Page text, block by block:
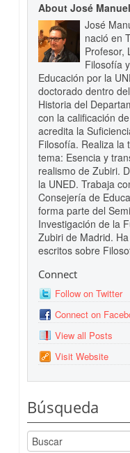
About José
José
nació en
Profesor,
Filosofía
Educación por la
doctorado dentro
Historia del
con la calificación
acredita la
Filosofía. Realiza la
tema: Esencia y
realismo de Zubiri.
la UNED. Trabaja
Consejería de
forma parte del
Investigación de la
Zubiri de Madrid.
escritos sobre
Connect
Follow on Twitter
Connect on
View all Posts
Visit Website
Búsqueda